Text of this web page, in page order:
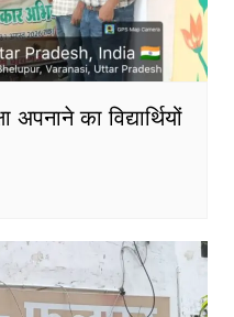
का विद्यार्थियों